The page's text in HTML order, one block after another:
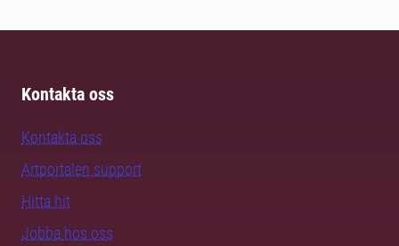
Kontakta oss
Kontakta oss
Artportalen support
Hitta hit
Jobba hos oss